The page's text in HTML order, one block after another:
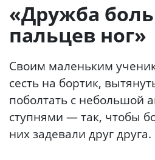
«Дружба
пальцев ног»
Своим маленьким
сесть на бортик,
поболтать с небольшой
ступнями — так, чтобы
них задевали друг друга.